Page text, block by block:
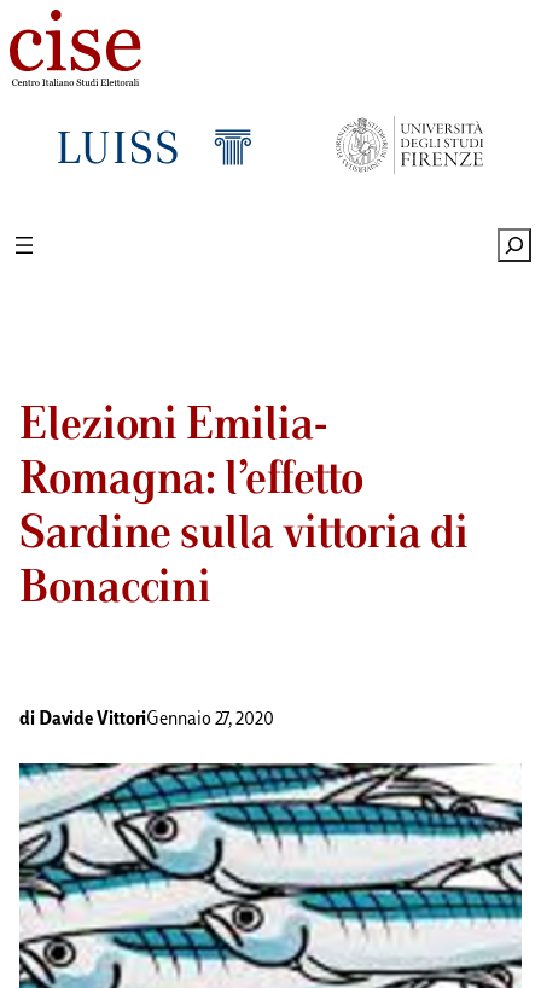
Elezioni Emilia-
Romagna: l’effetto
Sardine sulla vittoria di
Bonaccini
di Davide VittoriGennaio 27, 2020